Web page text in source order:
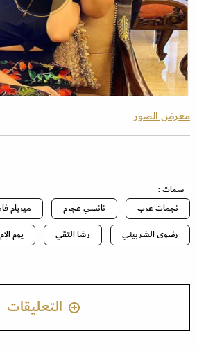
معرض الصور
سمات :
نجمات عرب
نانسي عجرم
ميريام
رضوى الشربيني
رشا التقي يوم الام
التعليقات